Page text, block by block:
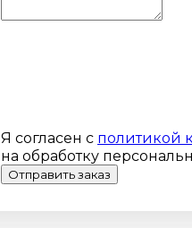
Я согласен с политикой
на обработку
Отправить заказ